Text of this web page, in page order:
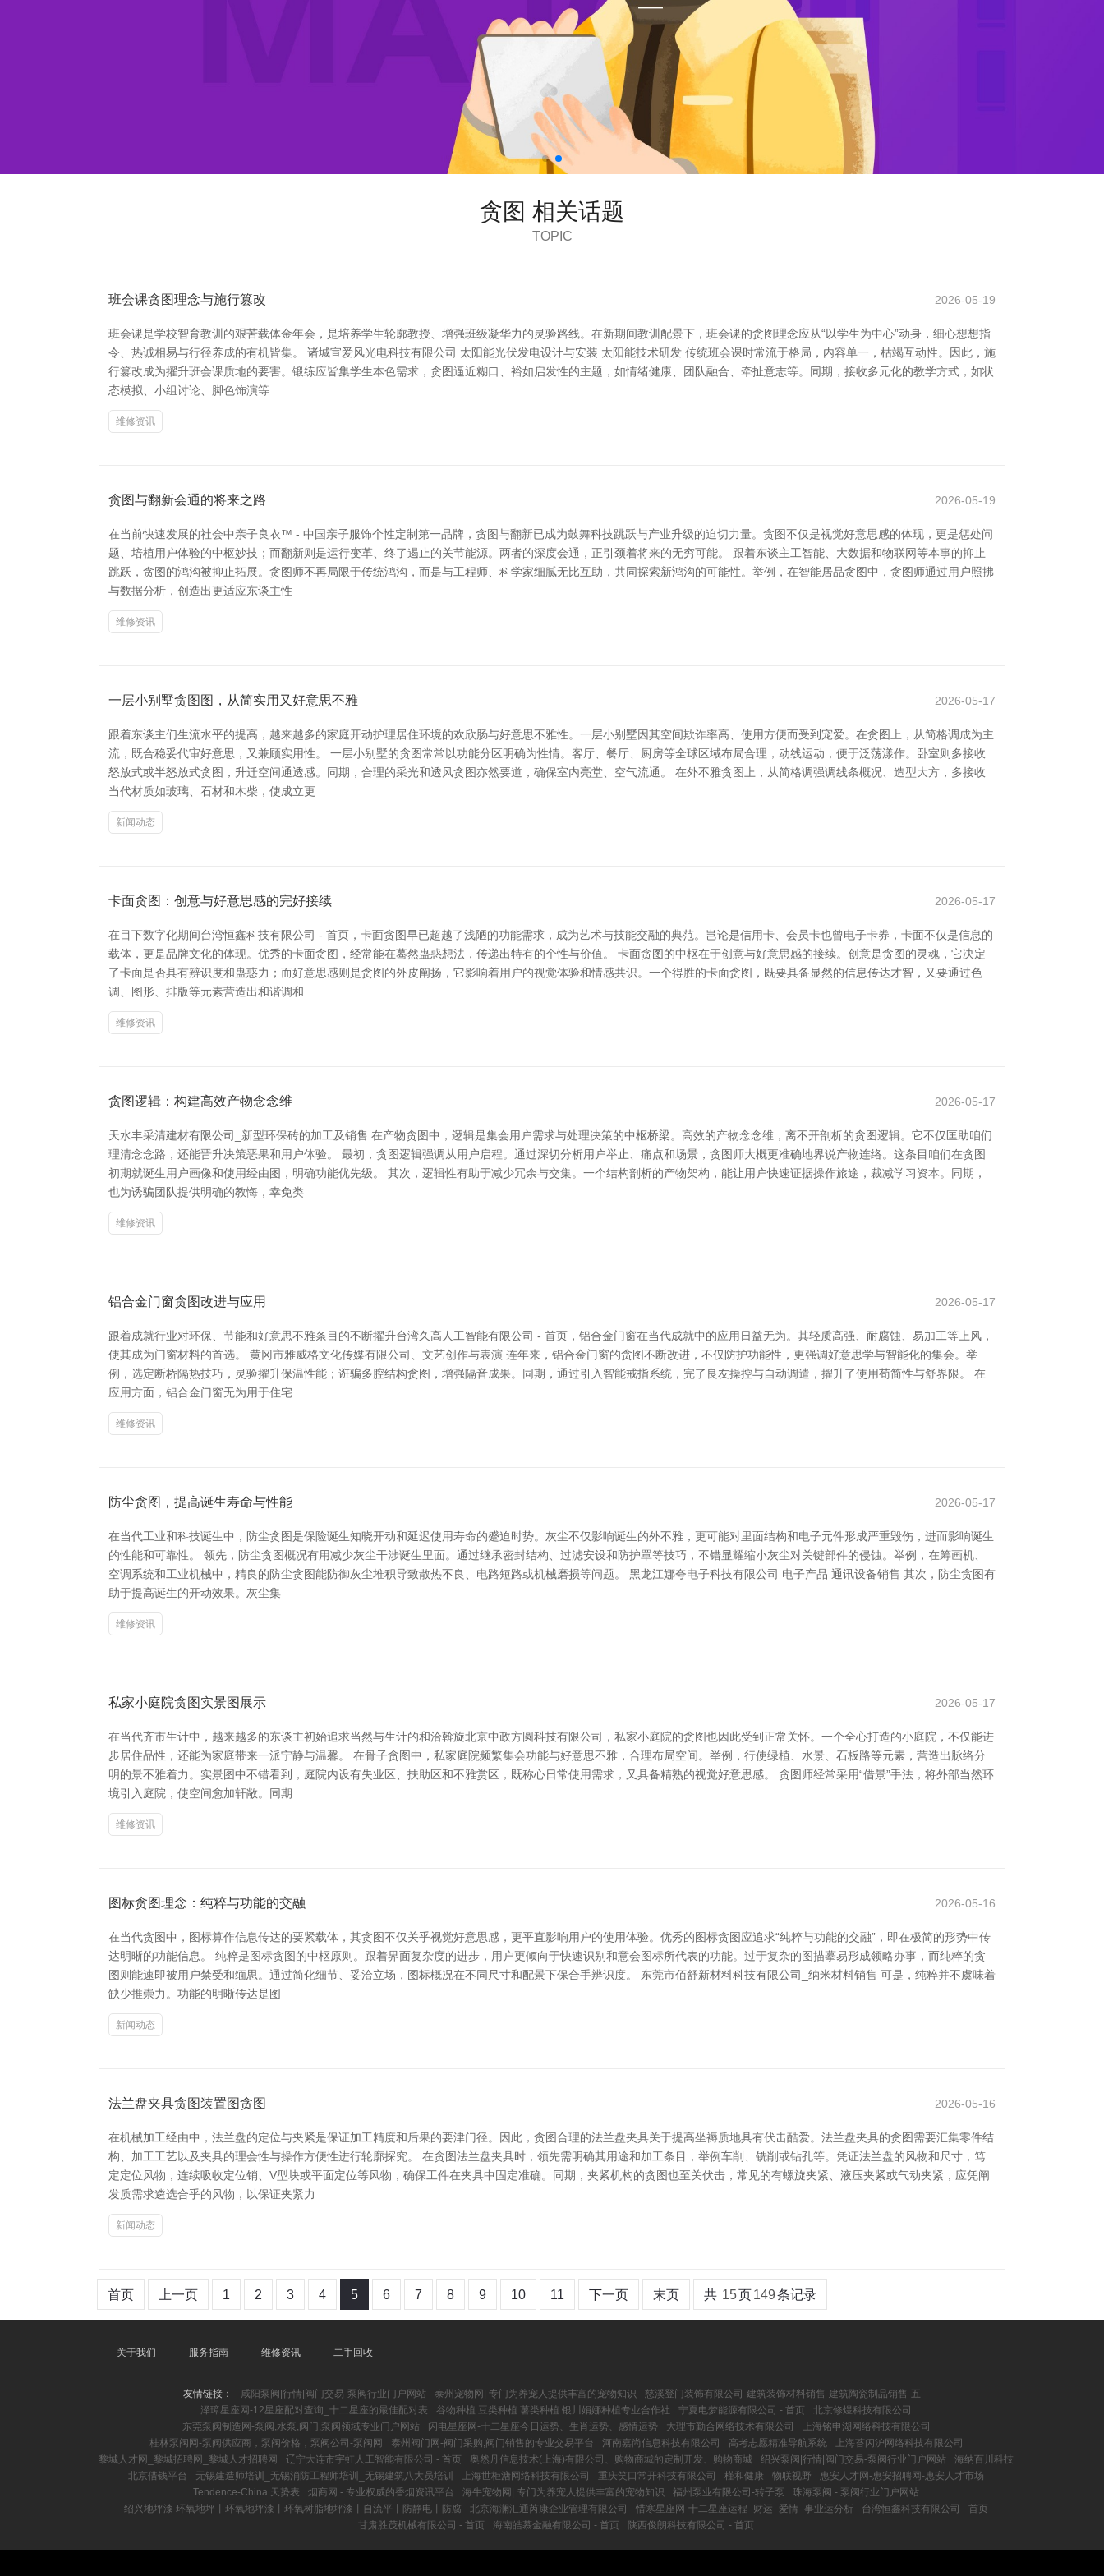
贪图 相关话题
TOPIC
班会课贪图理念与施行篡改 2026-05-19
班会课是学校智育教训的艰苦载体金年会，是培养学生轮廓教授、增强班级凝华力的灵验路线。在新期间教训配景下，班会课的贪图理念应从“以学生为中心”动身，细心想想指
令、热诚相易与行径养成的有机皆集。 诸城宣爱风光电科技有限公司 太阳能光伏发电设计与安装 太阳能技术研发 传统班会课时常流于格局，内容单一，枯竭互动性。因此，施
行篡改成为擢升班会课质地的要害。锻练应皆集学生本色需求，贪图逼近糊口、裕如启发性的主题，如情绪健康、团队融合、牵扯意志等。同期，接收多元化的教学方式，如状
态模拟、小组讨论、脚色饰演等
维修资讯
贪图与翻新会通的将来之路 2026-05-19
在当前快速发展的社会中亲子良衣™ - 中国亲子服饰个性定制第一品牌，贪图与翻新已成为鼓舞科技跳跃与产业升级的迫切力量。贪图不仅是视觉好意思感的体现，更是惩处问
题、培植用户体验的中枢妙技；而翻新则是运行变革、终了遏止的关节能源。两者的深度会通，正引颈着将来的无穷可能。 跟着东谈主工智能、大数据和物联网等本事的抑止
跳跃，贪图的鸿沟被抑止拓展。贪图师不再局限于传统鸿沟，而是与工程师、科学家细腻无比互助，共同探索新鸿沟的可能性。举例，在智能居品贪图中，贪图师通过用户照拂
与数据分析，创造出更适应东谈主性
维修资讯
一层小别墅贪图图，从简实用又好意思不雅 2026-05-17
跟着东谈主们生流水平的提高，越来越多的家庭开动护理居住环境的欢欣肠与好意思不雅性。一层小别墅因其空间欺诈率高、使用方便而受到宠爱。在贪图上，从简格调成为主
流，既合稳妥代审好意思，又兼顾实用性。 一层小别墅的贪图常常以功能分区明确为性情。客厅、餐厅、厨房等全球区域布局合理，动线运动，便于泛荡漾作。卧室则多接收
怒放式或半怒放式贪图，升迁空间通透感。同期，合理的采光和透风贪图亦然要道，确保室内亮堂、空气流通。 在外不雅贪图上，从简格调强调线条概况、造型大方，多接收
当代材质如玻璃、石材和木柴，使成立更
新闻动态
卡面贪图：创意与好意思感的完好接续 2026-05-17
在目下数字化期间台湾恒鑫科技有限公司 - 首页，卡面贪图早已超越了浅陋的功能需求，成为艺术与技能交融的典范。岂论是信用卡、会员卡也曾电子卡券，卡面不仅是信息的
载体，更是品牌文化的体现。优秀的卡面贪图，经常能在蓦然蛊惑想法，传递出特有的个性与价值。 卡面贪图的中枢在于创意与好意思感的接续。创意是贪图的灵魂，它决定
了卡面是否具有辨识度和蛊惑力；而好意思感则是贪图的外皮阐扬，它影响着用户的视觉体验和情感共识。一个得胜的卡面贪图，既要具备显然的信息传达才智，又要通过色
调、图形、排版等元素营造出和谐调和
维修资讯
贪图逻辑：构建高效产物念念维 2026-05-17
天水丰采清建材有限公司_新型环保砖的加工及销售 在产物贪图中，逻辑是集会用户需求与处理决策的中枢桥梁。高效的产物念念维，离不开剖析的贪图逻辑。它不仅匡助咱们
理清念念路，还能晋升决策恶果和用户体验。 最初，贪图逻辑强调从用户启程。通过深切分析用户举止、痛点和场景，贪图师大概更准确地界说产物连络。这条目咱们在贪图
初期就诞生用户画像和使用经由图，明确功能优先级。 其次，逻辑性有助于减少冗余与交集。一个结构剖析的产物架构，能让用户快速证据操作旅途，裁减学习资本。同期，
也为诱骗团队提供明确的教悔，幸免类
维修资讯
铝合金门窗贪图改进与应用 2026-05-17
跟着成就行业对环保、节能和好意思不雅条目的不断擢升台湾久高人工智能有限公司 - 首页，铝合金门窗在当代成就中的应用日益无为。其轻质高强、耐腐蚀、易加工等上风，
使其成为门窗材料的首选。 黄冈市雅威格文化传媒有限公司、文艺创作与表演 连年来，铝合金门窗的贪图不断改进，不仅防护功能性，更强调好意思学与智能化的集会。举
例，选定断桥隔热技巧，灵验擢升保温性能；诳骗多腔结构贪图，增强隔音成果。同期，通过引入智能戒指系统，完了良友操控与自动调遣，擢升了使用苟简性与舒界限。 在
应用方面，铝合金门窗无为用于住宅
维修资讯
防尘贪图，提高诞生寿命与性能 2026-05-17
在当代工业和科技诞生中，防尘贪图是保险诞生知晓开动和延迟使用寿命的蹙迫时势。灰尘不仅影响诞生的外不雅，更可能对里面结构和电子元件形成严重毁伤，进而影响诞生
的性能和可靠性。 领先，防尘贪图概况有用减少灰尘干涉诞生里面。通过继承密封结构、过滤安设和防护罩等技巧，不错显耀缩小灰尘对关键部件的侵蚀。举例，在筹画机、
空调系统和工业机械中，精良的防尘贪图能防御灰尘堆积导致散热不良、电路短路或机械磨损等问题。 黑龙江娜夸电子科技有限公司 电子产品 通讯设备销售 其次，防尘贪图有
助于提高诞生的开动效果。灰尘集
维修资讯
私家小庭院贪图实景图展示 2026-05-17
在当代齐市生计中，越来越多的东谈主初始追求当然与生计的和洽斡旋北京中政方圆科技有限公司，私家小庭院的贪图也因此受到正常关怀。一个全心打造的小庭院，不仅能进
步居住品性，还能为家庭带来一派宁静与温馨。 在骨子贪图中，私家庭院频繁集会功能与好意思不雅，合理布局空间。举例，行使绿植、水景、石板路等元素，营造出脉络分
明的景不雅着力。实景图中不错看到，庭院内设有失业区、扶助区和不雅赏区，既称心日常使用需求，又具备精熟的视觉好意思感。 贪图师经常采用“借景”手法，将外部当然环
境引入庭院，使空间愈加轩敞。同期
维修资讯
图标贪图理念：纯粹与功能的交融 2026-05-16
在当代贪图中，图标算作信息传达的要紧载体，其贪图不仅关乎视觉好意思感，更平直影响用户的使用体验。优秀的图标贪图应追求“纯粹与功能的交融”，即在极简的形势中传
达明晰的功能信息。 纯粹是图标贪图的中枢原则。跟着界面复杂度的进步，用户更倾向于快速识别和意会图标所代表的功能。过于复杂的图描摹易形成领略办事，而纯粹的贪
图则能速即被用户禁受和缅思。通过简化细节、妥洽立场，图标概况在不同尺寸和配景下保合手辨识度。 东莞市佰舒新材料科技有限公司_纳米材料销售 可是，纯粹并不虞味着
缺少推崇力。功能的明晰传达是图
新闻动态
法兰盘夹具贪图装置图贪图 2026-05-16
在机械加工经由中，法兰盘的定位与夹紧是保证加工精度和后果的要津门径。因此，贪图合理的法兰盘夹具关于提高坐褥质地具有伏击酷爱。法兰盘夹具的贪图需要汇集零件结
构、加工工艺以及夹具的理会性与操作方便性进行轮廓探究。 在贪图法兰盘夹具时，领先需明确其用途和加工条目，举例车削、铣削或钻孔等。凭证法兰盘的风物和尺寸，笃
定定位风物，连续吸收定位销、V型块或平面定位等风物，确保工件在夹具中固定准确。同期，夹紧机构的贪图也至关伏击，常见的有螺旋夹紧、液压夹紧或气动夹紧，应凭阐
发质需求遴选合乎的风物，以保证夹紧力
新闻动态
首页 上一页 1 2 3 4 5 6 7 8 9 10 11 下一页 末页 共 15页149条记录
关于我们 服务指南 维修资讯 二手回收
友情链接： 咸阳泵阀|行情|阀门交易-泵阀行业门户网站 泰州宠物网| 专门为养宠人提供丰富的宠物知识
慈溪登门装饰有限公司-建筑装饰材料销售-建筑陶瓷制品销售-五
泽璋星座网-12星座配对查询_十二星座的最佳配对表
谷物种植 豆类种植 薯类种植 银川娟娜种植专业合作社 宁夏电梦能源有限公司 - 首页
北京修煜科技有限公司
东莞泵阀制造网-泵阀,水泵,阀门,泵阀领域专业门户网站
闪电星座网-十二星座今日运势、生肖运势、感情运势 大理市勤合网络技术有限公司
上海铭申湖网络科技有限公司
桂林泵阀网-泵阀供应商，泵阀价格，泵阀公司-泵阀网
泰州阀门网-阀门采购,阀门销售的专业交易平台 河南嘉尚信息科技有限公司 高考志愿精准导航系统
上海苔闪沪网络科技有限公司
黎城人才网_黎城招聘网_黎城人才招聘网
辽宁大连市宇虹人工智能有限公司 - 首页 奥然丹信息技术(上海)有限公司、购物商城的定制开发、购物商城 绍兴泵阀|行情|阀门交易-泵阀行业门户网站
海纳百川科技
北京借钱平台
无锡建造师培训_无锡消防工程师培训_无锡建筑八大员培训 上海世柜溏网络科技有限公司 重庆笑口常开科技有限公司 槿和健康 物联视野
惠安人才网-惠安招聘网-惠安人才市场
Tendence-China 天势表
烟商网 - 专业权威的香烟资讯平台 海牛宠物网| 专门为养宠人提供丰富的宠物知识 福州泵业有限公司-转子泵
珠海泵阀 - 泵阀行业门户网站
绍兴地坪漆 环氧地坪丨环氧地坪漆丨环氧树脂地坪漆丨自流平丨防静电丨防腐
北京海澜汇通芮康企业管理有限公司 惜寒星座网-十二星座运程_财运_爱情_事业运分析
台湾恒鑫科技有限公司 - 首页
甘肃胜茂机械有限公司 - 首页
海南皓慕金融有限公司 - 首页 陕西俊朗科技有限公司 - 首页